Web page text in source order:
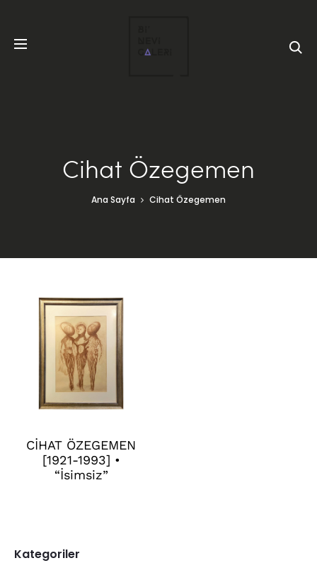
Cihat Özegemen
Ana Sayfa Cihat Özegemen
CİHAT ÖZEGEMEN
[1921-1993] •
“İsimsiz”
Kategoriler